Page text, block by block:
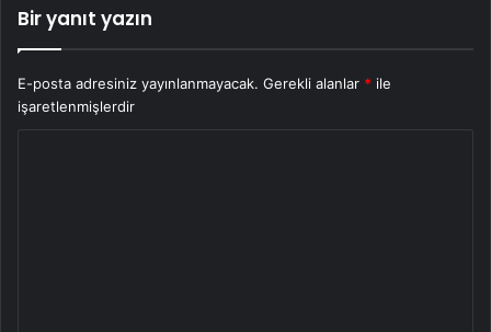
Bir yanıt yazın
E-posta adresiniz yayınlanmayacak. Gerekli alanlar * ile
işaretlenmişlerdir